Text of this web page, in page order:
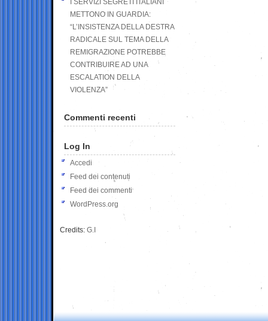
I SERVIZI SEGRETI ITALIANI
METTONO IN GUARDIA:
“L’INSISTENZA DELLA DESTRA
RADICALE SUL TEMA DELLA
REMIGRAZIONE POTREBBE
CONTRIBUIRE AD UNA
ESCALATION DELLA
VIOLENZA”
Commenti recenti
Log In
Accedi
Feed dei contenuti
Feed dei commenti
WordPress.org
Credits: G.I